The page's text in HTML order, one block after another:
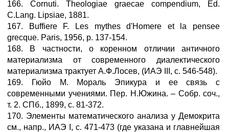
166. Cornuti. Theologiae graecae compendium, Ed.
С.Lang. Lipsiae, 1881.
167. Buffiere F. Les mythes d'Homere et la pensee
grecque. Paris, 1956, p. 137-154.
168. В частности, о коренном отличии античного
материализма от современного диалектического
материализма трактует А.Ф.Лосев, (ИАЭ III, с. 546-548).
169. Гюйо М. Мораль Эпикура и ее связь с
современными учениями. Пер. Н.Южина. – Собр. соч.,
т. 2. СПб., 1899, с. 81-372.
170. Элементы математического анализа у Демокрита
см., напр., ИАЭ I, с. 471-473 (где указана и главнейшая